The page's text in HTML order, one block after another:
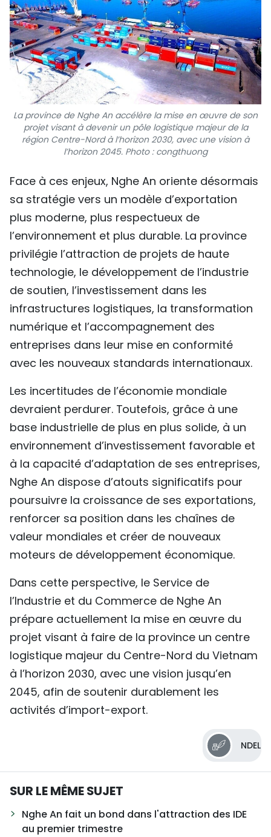
La province de Nghe An accélère la mise en œuvre de son
projet visant à devenir un pôle logistique majeur de la
région Centre-Nord à l’horizon 2030, avec une vision à
l’horizon 2045. Photo : congthuong
Face à ces enjeux, Nghe An oriente désormais
sa stratégie vers un modèle d’exportation
plus moderne, plus respectueux de
l’environnement et plus durable. La province
privilégie l’attraction de projets de haute
technologie, le développement de l’industrie
de soutien, l’investissement dans les
infrastructures logistiques, la transformation
numérique et l’accompagnement des
entreprises dans leur mise en conformité
avec les nouveaux standards internationaux.
Les incertitudes de l’économie mondiale
devraient perdurer. Toutefois, grâce à une
base industrielle de plus en plus solide, à un
environnement d’investissement favorable et
à la capacité d’adaptation de ses entreprises,
Nghe An dispose d’atouts significatifs pour
poursuivre la croissance de ses exportations,
renforcer sa position dans les chaînes de
valeur mondiales et créer de nouveaux
moteurs de développement économique.
Dans cette perspective, le Service de
l’Industrie et du Commerce de Nghe An
prépare actuellement la mise en œuvre du
projet visant à faire de la province un centre
logistique majeur du Centre-Nord du Vietnam
à l’horizon 2030, avec une vision jusqu’en
2045, afin de soutenir durablement les
activités d’import-export.
NDEL
SUR LE MÊME SUJET
Nghe An fait un bond dans l'attraction des IDE
au premier trimestre